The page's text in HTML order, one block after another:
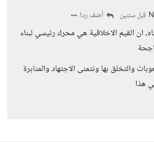
قبل سنتين أضف ردا
ان القيم الاخلاقية هي محرك رئيسي لبناء
والتخلق بها ونتمنى الاجتهاد والمثابرة
هذا